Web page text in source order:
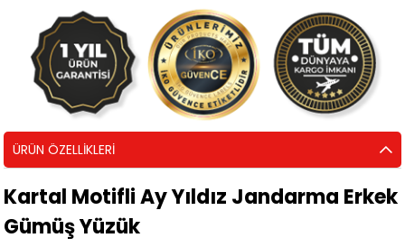
ÜRÜN ÖZELLIKLERI
Kartal Motifli Ay Yıldız Jandarma Erkek
Gümüş Yüzük